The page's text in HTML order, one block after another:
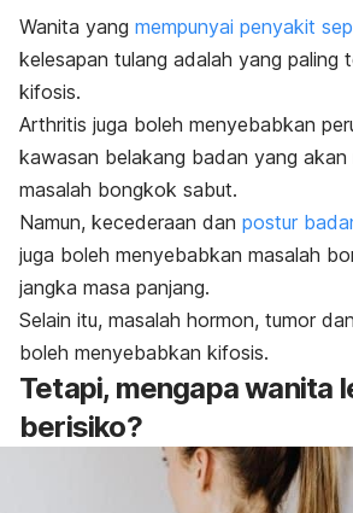
Wanita yang mempunyai penyakit
kelesapan tulang adalah yang paling
kifosis.
Arthritis juga boleh menyebabkan
kawasan belakang badan yang
masalah bongkok sabut.
Namun, kecederaan dan postur
juga boleh menyebabkan masalah
jangka masa panjang.
Selain itu, masalah hormon, tumor
boleh menyebabkan kifosis.
Tetapi, mengapa wanita
berisiko?